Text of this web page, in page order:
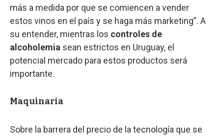
más a medida por que se comiencen a vender
estos vinos en el país y se haga más marketing”. A
su entender, mientras los controles de
alcoholemia sean estrictos en Uruguay, el
potencial mercado para estos productos será
importante.
Maquinaria
Sobre la barrera del precio de la tecnología que se